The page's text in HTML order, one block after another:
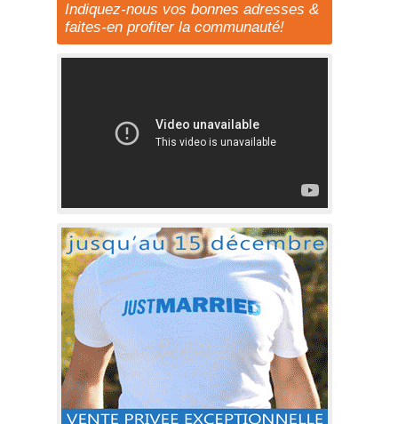
Indiquez-nous vos bonnes adresses &
faites-en profiter la communauté!